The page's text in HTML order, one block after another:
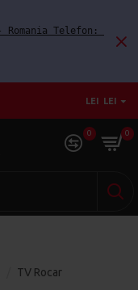
LEI LEI
0 0
TV Rocar